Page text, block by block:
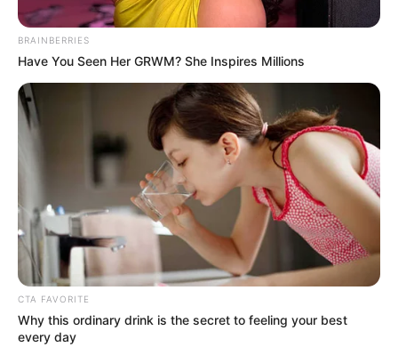
El BID reconoce las buenas prácticas
de Cemex para reducir la
accidentalidad vial
COMFENALCO
Comfenalco Cartagena
24 grandes empresas en
la Macrorrueda Nacional
BRAINBERRIES
Have You Seen Her GRWM? She Inspires Millions
CTA FAVORITE
Why this ordinary drink is the secret to feeling your best
every day